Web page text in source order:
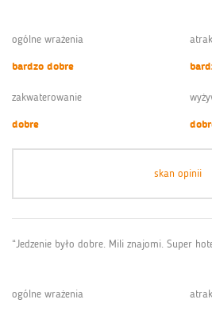
ogólne wrażenia
bardzo dobre
zakwaterowanie
dobre
skan opinii
“Jedzenie było dobre. Mili znajomi. Super
ogólne wrażenia